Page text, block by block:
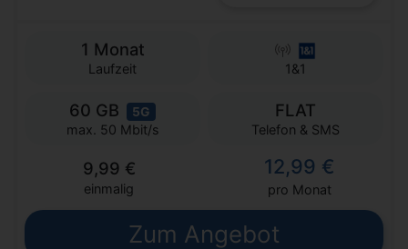
1 Monat
Laufzeit 1&1
60 GB 5G
max. 50 Mbit/s
FLAT
Telefon & SMS
9,99 €
einmalig
12,99 €
pro Monat
Zum Angebot